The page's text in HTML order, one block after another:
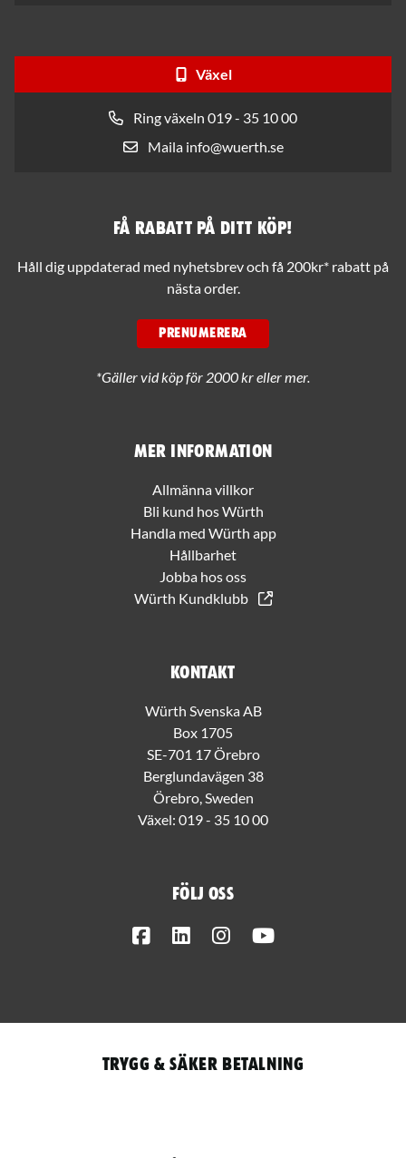
Växel
Ring växeln 019 - 35 10 00
Maila info@wuerth.se
Mer information
Allmänna villkor
Bli kund hos Würth
Handla med Würth app
Hållbarhet
Jobba hos oss
Würth Kundklubb
Kontakt
Würth Svenska AB
Box 1705
SE-701 17 Örebro
Berglundavägen 38
Örebro, Sweden
Växel: 019 - 35 10 00
Följ oss
FacebookLinkedInInstagram
Få rabatt på ditt köp!
Håll dig uppdaterad med nyhetsbrev och få 200kr* rabatt på
nästa order.
PRENUMERERA
*Gäller vid köp för 2000 kr eller mer.
Trygg & säker betalning